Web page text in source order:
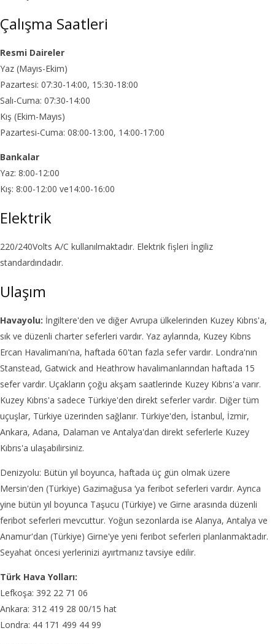
Çalışma Saatleri
Resmi Daireler
Yaz (Mayıs-Ekim)
Pazartesi: 07:30-14:00, 15:30-18:00
Salı-Cuma: 07:30-14:00
Kış (Ekim-Mayıs)
Pazartesi-Cuma: 08:00-13:00, 14:00-17:00
Bankalar
Yaz: 8:00-12:00
Kış: 8:00-12:00 ve14:00-16:00
Elektrik
220/240Volts A/C kullanılmaktadır. Elektrik fişleri İngiliz
standardındadır.
Ulaşım
Havayolu: İngiltere'den ve diğer Avrupa ülkelerinden Kuzey Kıbrıs'a,
sık ve düzenli charter seferleri vardır. Yaz aylarında, Kuzey Kıbrıs
Ercan Havalimanı'na, haftada 60'tan fazla sefer vardır. Londra'nın
Stanstead, Gatwick and Heathrow havalimanlarından haftada 15
sefer vardır. Uçakların çoğu akşam saatlerinde Kuzey Kıbrıs'a varır.
Kuzey Kıbrıs'a sadece Türkiye'den direkt seferler vardır. Diğer tüm
uçuşlar, Türkiye üzerinden sağlanır. Türkiye'den, İstanbul, İzmir,
Ankara, Adana, Dalaman ve Antalya'dan direkt seferlerle Kuzey
Kıbrıs'a ulaşabilirsiniz.
Denizyolu: Bütün yıl boyunca, haftada üç gün olmak üzere
Mersin'den (Türkiye) Gazimağusa ‘ya feribot seferleri vardır. Ayrıca
yine bütün yıl boyunca Taşucu (Türkiye) ve Girne arasında düzenli
feribot seferleri mevcuttur. Yoğun sezonlarda ise Alanya, Antalya ve
Anamur'dan (Türkiye) Girne'ye yeni feribot seferleri planlanmaktadır.
Seyahat öncesi yerlerinizi ayırtmanız tavsiye edilir.
Türk Hava Yolları:
Lefkoşa: 392 22 71 06
Ankara: 312 419 28 00/15 hat
Londra: 44 171 499 44 99